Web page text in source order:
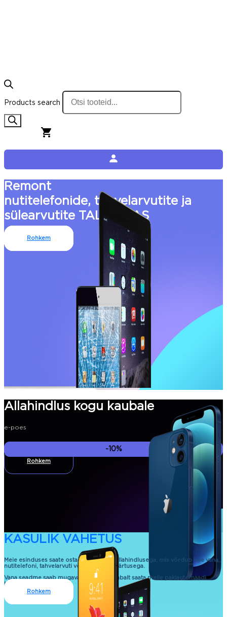
Products search
Remont
nutitelefonide, tahvelarvutite ja
sülearvutite TALLINNAS
Rohkem
Allahindlus kogu kaubale
e-poes
-10%
Rohkem
KASULIK VAHETUS
Meie esinduses saate osta uue seadme allahindlusega, mis võrdub teie vana
nutitelefoni, tahvelarvuti või sülearvuti väärtusega.
Vana seadme saab mugavalt ja kontaktivabalt saata meile pakiautomaadi
kaudu.
Rohkem